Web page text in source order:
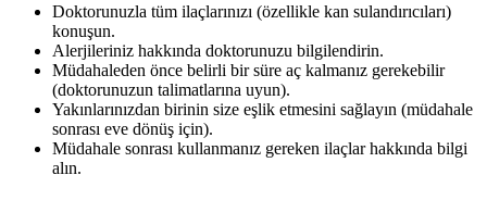
Doktorunuzla tüm ilaçlarınızı (özellikle kan sulandırıcıları)
konuşun.
Alerjileriniz hakkında doktorunuzu bilgilendirin.
Müdahaleden önce belirli bir süre aç kalmanız gerekebilir
(doktorunuzun talimatlarına uyun).
Yakınlarınızdan birinin size eşlik etmesini sağlayın (müdahale
sonrası eve dönüş için).
Müdahale sonrası kullanmanız gereken ilaçlar hakkında bilgi
alın.